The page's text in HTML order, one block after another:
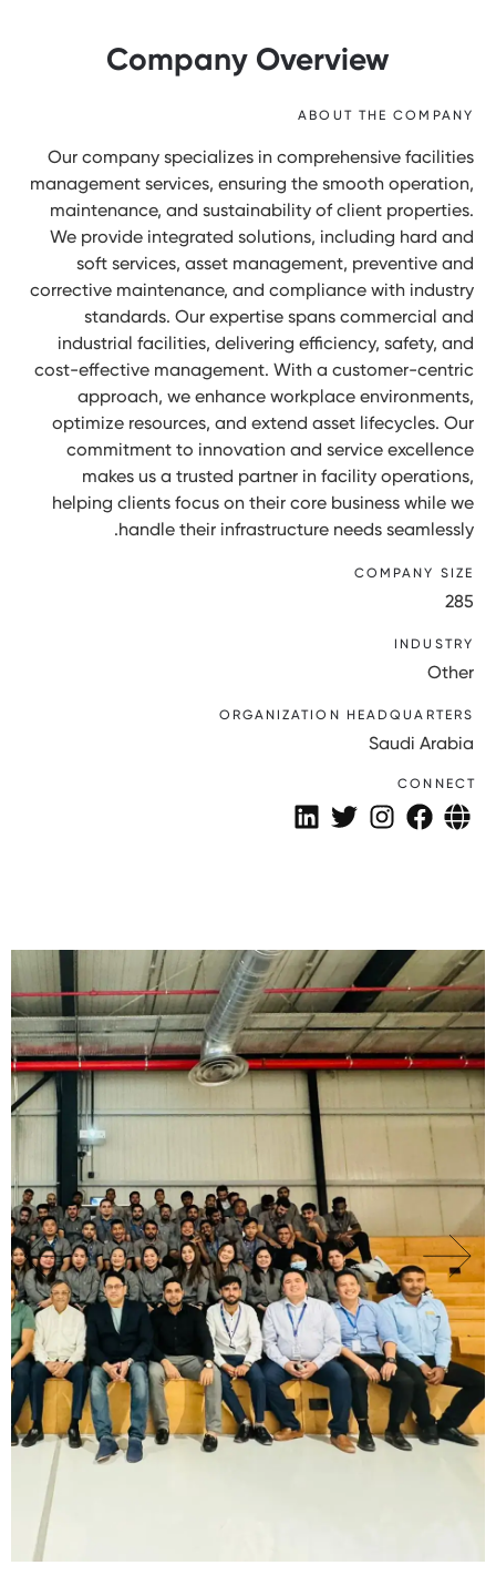
Company Overview
ABOUT THE COMPANY
Our company specializes in comprehensive facilities
management services, ensuring the smooth operation,
maintenance, and sustainability of client properties.
We provide integrated solutions, including hard and
soft services, asset management, preventive and
corrective maintenance, and compliance with industry
standards. Our expertise spans commercial and
industrial facilities, delivering efficiency, safety, and
cost-effective management. With a customer-centric
approach, we enhance workplace environments,
optimize resources, and extend asset lifecycles. Our
commitment to innovation and service excellence
makes us a trusted partner in facility operations,
helping clients focus on their core business while we
handle their infrastructure needs seamlessly.
COMPANY SIZE
285
INDUSTRY
Other
ORGANIZATION HEADQUARTERS
Saudi Arabia
CONNECT